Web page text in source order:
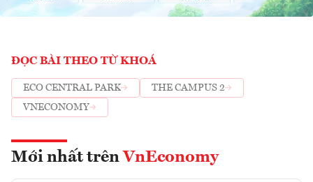
ĐỌC BÀI THEO TỪ KHOÁ
ECO CENTRAL PARK
THE CAMPUS 2
VNECONOMY
Mới nhất trên VnEconomy